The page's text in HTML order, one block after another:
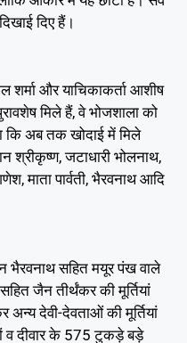
दिए हैं।
शर्मा और याचिकाकर्ता आशीष
मिले हैं, वे भोजशाला को
कि अब तक खोदाई में मिले
श्रीकृष्ण, जटाधारी भोलनाथ,
माता पार्वती, भैरवनाथ आदि
भैरवनाथ सहित मयूर पंख वाले
जैन तीर्थंकर की मूर्तियां
अन्य देवी-देवताओं की मूर्तियां
व दीवार के 575 टुकड़े बड़े